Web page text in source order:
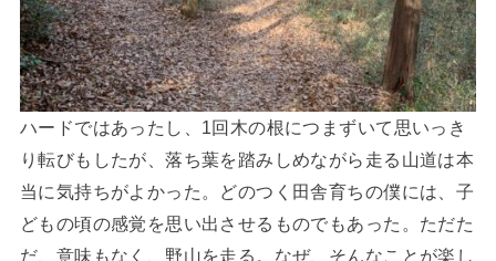
ハードではあったし、1回木の根につまずいて思いっき
り転びもしたが、落ち葉を踏みしめながら走る山道は本
当に気持ちがよかった。どのつく田舎育ちの僕には、子
どもの頃の感覚を思い出させるものでもあった。ただた
だ、意味もなく、野山を走る。なぜ、そんなことが楽し